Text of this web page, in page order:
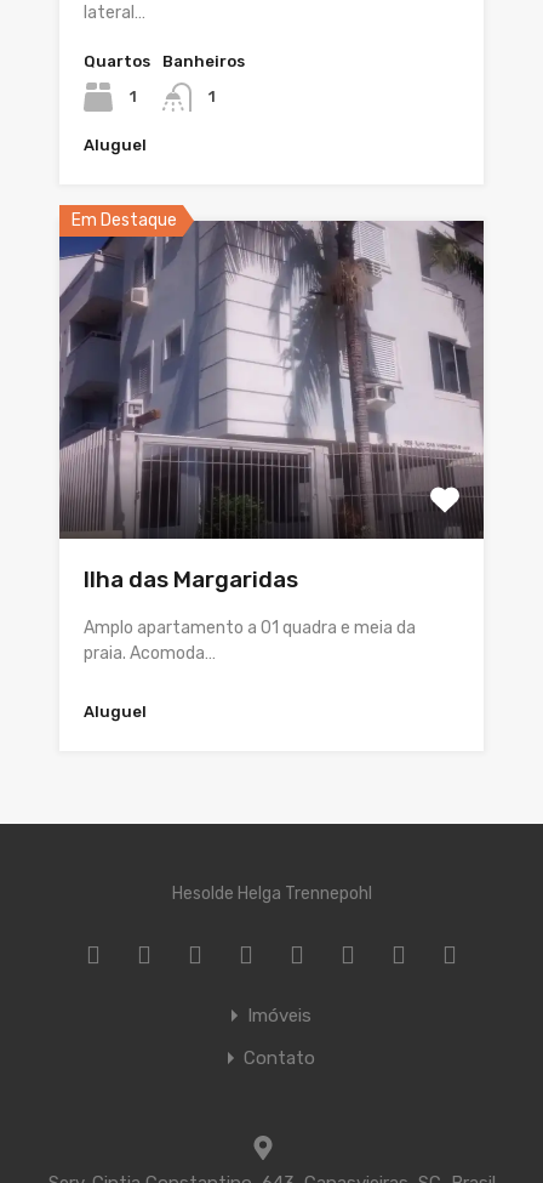
lateral…
Quartos
1
Banheiros
1
Aluguel
Em Destaque
Ilha das Margaridas
Amplo apartamento a 01 quadra e meia da
praia. Acomoda…
Aluguel
Hesolde Helga Trennepohl
Imóveis
Contato